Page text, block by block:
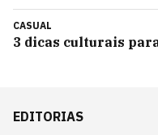
CASUAL
3 dicas culturais
EDITORIAS